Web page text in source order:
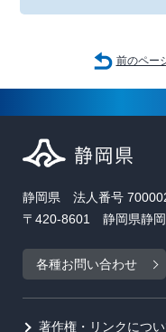
前のペー
静岡県 法人番号
〒420-8601 静岡県静
各種お問い合わせ
著作権・リンクにつ